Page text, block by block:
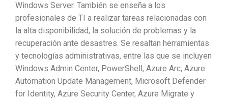
Windows Server. También se enseña a los
profesionales de TI a realizar tareas relacionadas con
la alta disponibilidad, la solución de problemas y la
recuperación ante desastres. Se resaltan herramientas
y tecnologías administrativas, entre las que se incluyen
Windows Admin Center, PowerShell, Azure Arc, Azure
Automation Update Management, Microsoft Defender
for Identity, Azure Security Center, Azure Migrate y